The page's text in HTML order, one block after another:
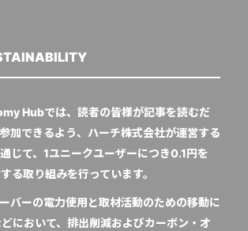
Hubでは、読者の皆様が記事を読むだ
加できるよう、ハーチ株式会社が運営する
じて、1ユニークユーザーにつき0.1円を
る取り組みを行っています。
バーの電力使用と取材活動のための移動に
において、排出削減およびカーボン・オ